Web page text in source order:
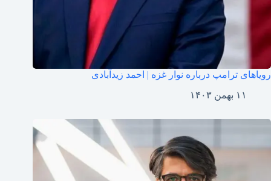
رویاهای ترامپ درباره نوار غزه | احمد زیدآبادی
۱۱ بهمن ۱۴۰۳